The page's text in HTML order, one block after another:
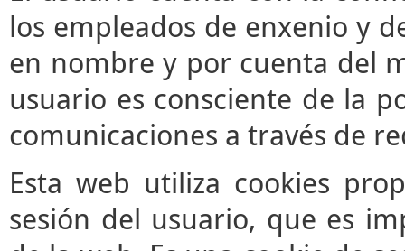
los empleados de enxenio y
en nombre y por cuenta del
usuario es consciente de la
comunicaciones a través de
Esta web utiliza cookies
sesión del usuario, que es